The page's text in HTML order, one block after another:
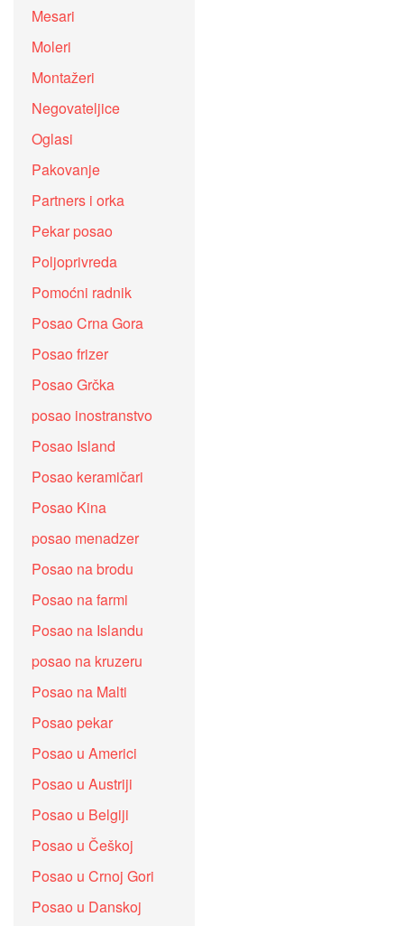
Mesari
Moleri
Montažeri
Negovateljice
Oglasi
Pakovanje
Partners i orka
Pekar posao
Poljoprivreda
Pomoćni radnik
Posao Crna Gora
Posao frizer
Posao Grčka
posao inostranstvo
Posao Island
Posao keramičari
Posao Kina
posao menadzer
Posao na brodu
Posao na farmi
Posao na Islandu
posao na kruzeru
Posao na Malti
Posao pekar
Posao u Americi
Posao u Austriji
Posao u Belgiji
Posao u Češkoj
Posao u Crnoj Gori
Posao u Danskoj